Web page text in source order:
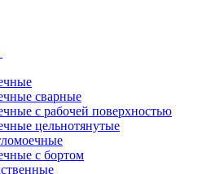
сварные
с рабочей поверхностью
цельнотянутые
с бортом